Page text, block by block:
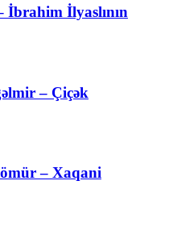
İbrahim İlyaslının
– Çiçək
ömür – Xaqani